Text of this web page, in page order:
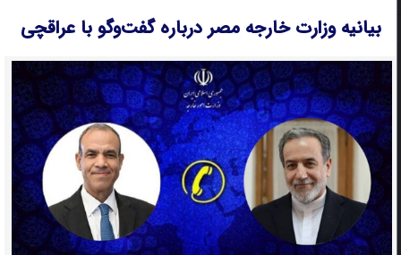
بیانیه وزارت خارجه مصر درباره گفت‌وگو با عراقچی